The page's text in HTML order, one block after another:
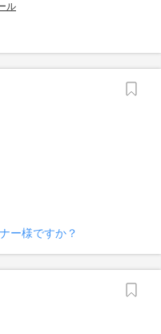
ル
ー様ですか？